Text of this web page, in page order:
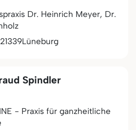
Dr. Heinrich Meyer, Dr.
21339Lüneburg
Spindler
- Praxis für ganzheitliche